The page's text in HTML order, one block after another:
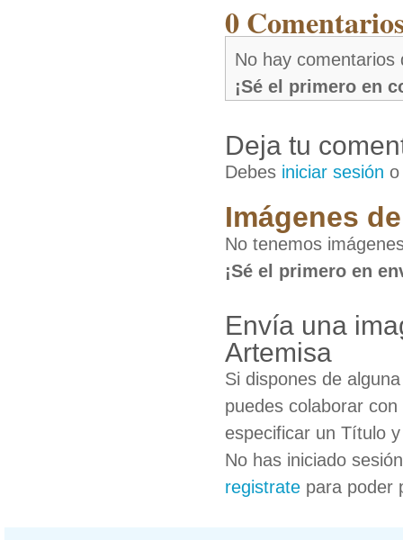
0
No hay comentarios
¡Sé el primero en
Deja tu
Debes iniciar sesión
Imágenes
No tenemos
¡Sé el primero en
Envía una
Artemisa
Si dispones de
puedes colaborar
especificar un Título
No has iniciado
registrate para poder